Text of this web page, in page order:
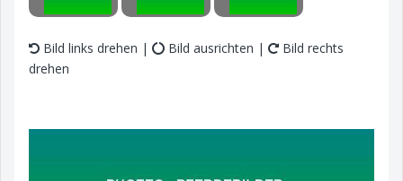
Bild links drehen | Bild ausrichten |
Bild rechts
drehen